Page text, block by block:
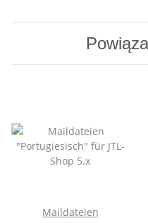
Maildateien